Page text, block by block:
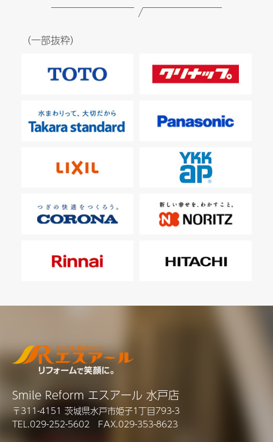
（一部抜粋）
Smile Reform エスアール 水戸店
〒311-4151 茨城県水戸市姫子1丁目793-3
TEL.029-252-5602 FAX.029-353-8623